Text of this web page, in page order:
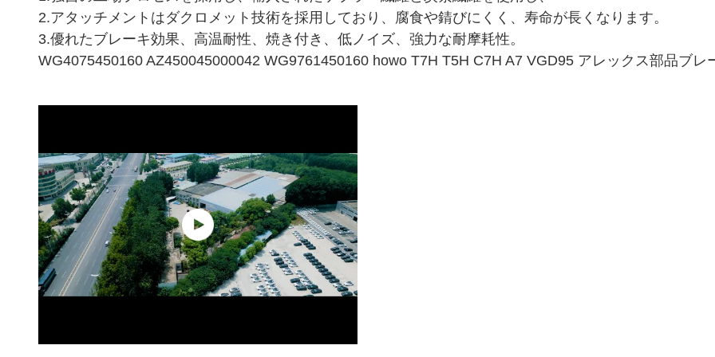
2.アタッチメントはダクロメット技術を採用しており、腐食や錆びにくく、寿命が長くなります。
3.優れたブレーキ効果、高温耐性、焼き付き、低ノイズ、強力な耐摩耗性。
WG4075450160 AZ450045000042 WG9761450160 howo T7H T5H C7H A7 VGD95 アレックス部品ブレ